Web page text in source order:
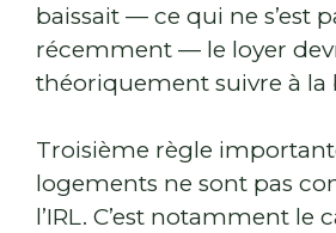
baissait — ce qui ne s’est
récemment — le loyer
théoriquement suivre à la
Troisième règle
logements ne sont pas
l’IRL. C’est notamment le